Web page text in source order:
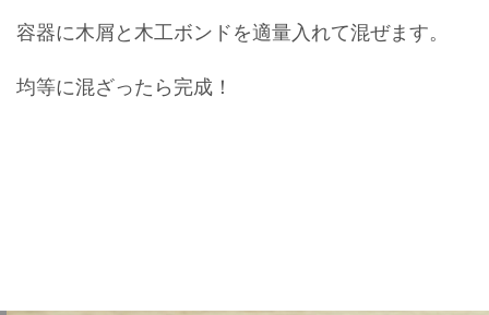
容器に木屑と木工ボンドを適量入れて混ぜます。
均等に混ざったら完成！